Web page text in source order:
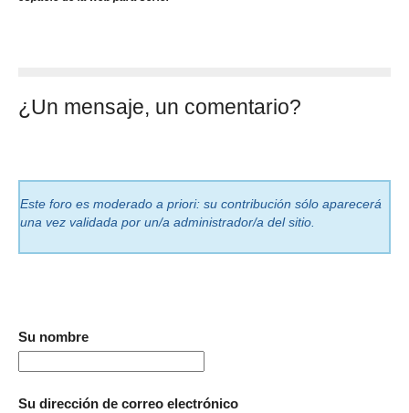
¿Un mensaje, un comentario?
Este foro es moderado a priori: su contribución sólo aparecerá
una vez validada por un/a administrador/a del sitio.
Su nombre
Su dirección de correo electrónico